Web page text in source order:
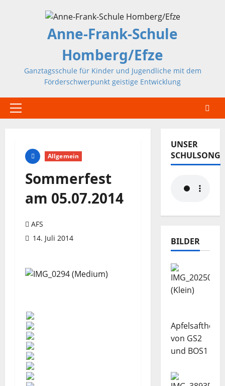
Anne-Frank-Schule
Homberg/Efze
Ganztagsschule für Kinder und Jugendliche mit dem
Förderschwerpunkt geistige Entwicklung
Primäres
Allgemein
Sommerfest
am 05.07.2014
AFS
14. Juli 2014
UNSER
SCHULSONG
BILDER
von GS2
und BOS1